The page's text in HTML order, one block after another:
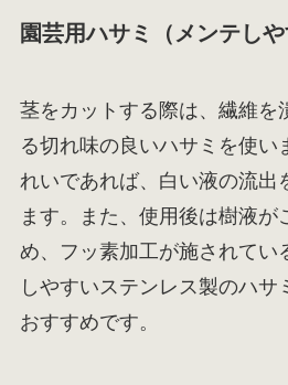
園芸用ハサミ（メンテしや
茎をカットする際は、繊維を
る切れ味の良いハサミを使い
れいであれば、白い液の流出
ます。また、使用後は樹液が
め、フッ素加工が施されてい
しやすいステンレス製のハサ
おすすめです。